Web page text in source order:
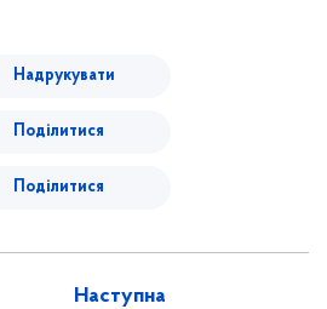
Надрукувати
Поділитися
Поділитися
Наступна